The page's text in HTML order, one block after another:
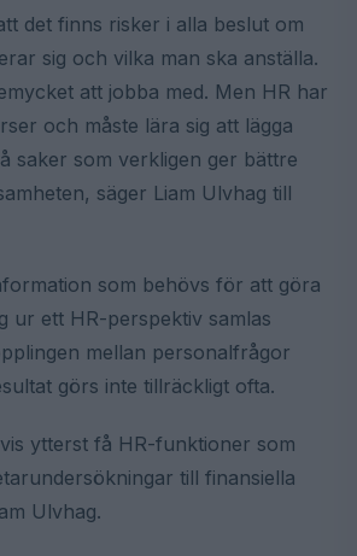
det finns risker i alla beslut om
sig och vilka man ska anställa.
att jobba med. Men HR har
och måste lära sig att lägga
saker som verkligen ger bättre
säger Liam Ulvhag till
som behövs för att göra
ur ett HR-perspektiv samlas
mellan personalfrågor
görs inte tillräckligt ofta.
ytterst få HR-funktioner som
till finansiella
Ulvhag.